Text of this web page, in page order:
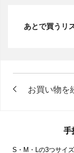
あとで買うリ
手
S・M・Lの3つサイ